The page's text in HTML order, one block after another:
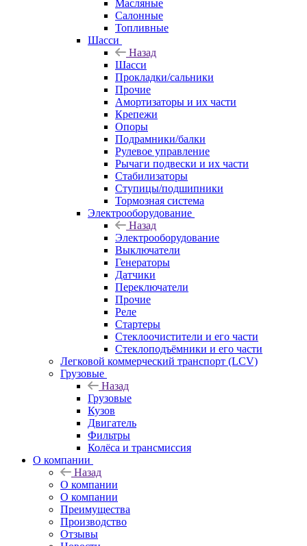
Масляные
Салонные
Топливные
Шасси
Назад
Шасси
Прокладки/сальники
Прочие
Амортизаторы и их части
Крепежи
Опоры
Подрамники/балки
Рулевое управление
Рычаги подвески и их части
Стабилизаторы
Ступицы/подшипники
Тормозная система
Электрооборудование
Назад
Электрооборудование
Выключатели
Генераторы
Датчики
Переключатели
Прочие
Реле
Стартеры
Стеклоочистители и его части
Стеклоподъёмники и его части
Легковой коммерческий транспорт (LCV)
Грузовые
Назад
Грузовые
Кузов
Двигатель
Фильтры
Колёса и трансмиссия
О компании
Назад
О компании
О компании
Преимущества
Производство
Отзывы